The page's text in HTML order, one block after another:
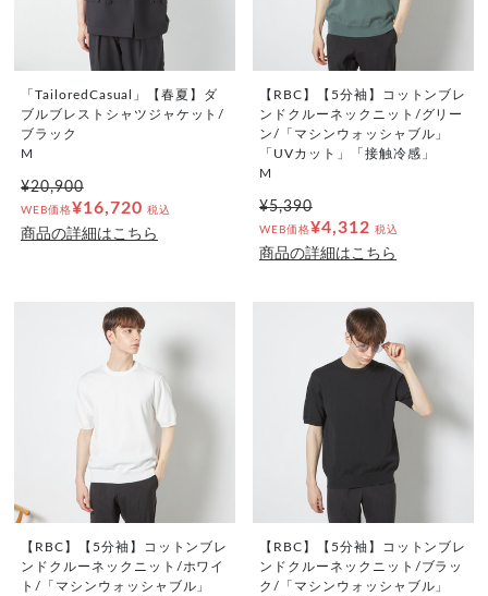
「TailoredCasual」【春夏】ダ
ブルブレストシャツジャケット/
ブラック
M
¥20,900
WEB価格¥16,720 税込
商品の詳細はこちら
【RBC】【5分袖】コットンブレ
ンドクルーネックニット/グリー
ン/「マシンウォッシャブル」
「UVカット」「接触冷感」
M
¥5,390
WEB価格¥4,312 税込
商品の詳細はこちら
【RBC】【5分袖】コットンブレ
ンドクルーネックニット/ホワイ
ト/「マシンウォッシャブル」
【RBC】【5分袖】コットンブレ
ンドクルーネックニット/ブラッ
ク/「マシンウォッシャブル」